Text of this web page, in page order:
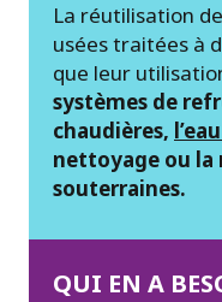
La réutilisation de
usées traitées à
que leur
systèmes de
chaudières,
nettoyage ou la
souterraines.
QUI EN A